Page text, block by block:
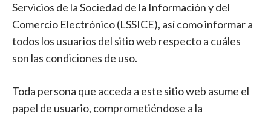
Servicios de la Sociedad de la Información y del
Comercio Electrónico (LSSICE), así como informar a
todos los usuarios del sitio web respecto a cuáles
son las condiciones de uso.
Toda persona que acceda a este sitio web asume el
papel de usuario, comprometiéndose a la